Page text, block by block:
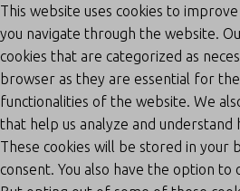
This website uses cookies to
you navigate through the website.
cookies that are categorized as
browser as they are essential for
functionalities of the website. We
that help us analyze and understand
These cookies will be stored in your
consent. You also have the option to